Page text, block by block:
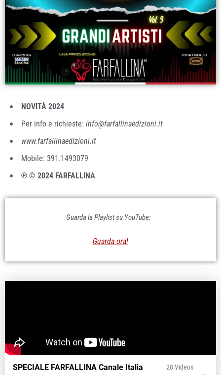
NOVITÀ 2024
Per info e richieste: info@farfallinaedizioni.it
www.farfallinaedizioni.it
Mobile: 391.1493079
℗ © 2024 FARFALLINA
Guarda la Playlist su YouTube:
Guarda ora!
SPECIALE FARFALLINA Canale Italia
28 Videos